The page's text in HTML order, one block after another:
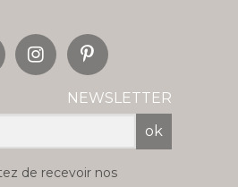
NEWSLETTER
de recevoir nos
ok